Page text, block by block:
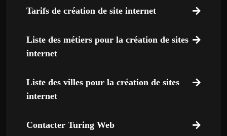
Tarifs de création de site internet
Liste des métiers pour la création de sites
internet
Liste des villes pour la création de sites
internet
Contacter Turing Web